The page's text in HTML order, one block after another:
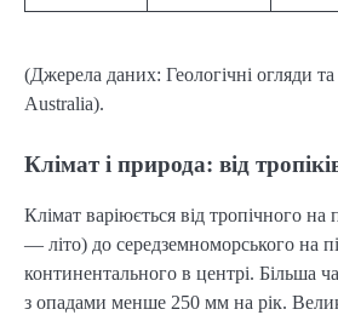
(Джерела даних: Геологічні огляди
Australia).
Клімат і природа: від
Клімат варіюється від тропічного на
— літо) до середземноморського на
континентального в центрі. Більша
з опадами менше 250 мм на рік.